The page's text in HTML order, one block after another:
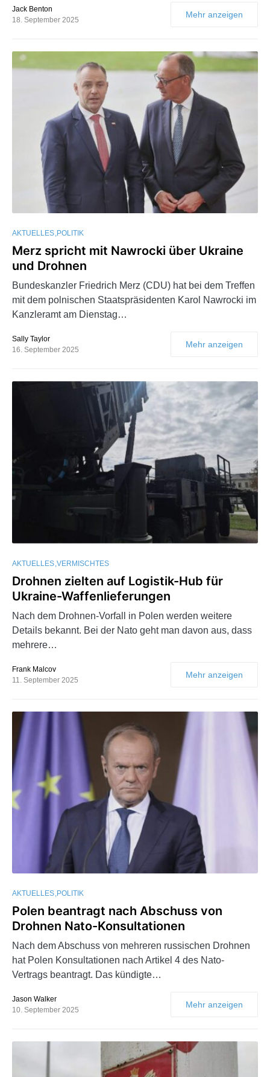
Jack Benton
18. September 2025
Mehr anzeigen
AKTUELLES POLITIK
Merz spricht mit Nawrocki über Ukraine
und Drohnen
Bundeskanzler Friedrich Merz (CDU) hat bei dem Treffen
mit dem polnischen Staatspräsidenten Karol Nawrocki im
Kanzleramt am Dienstag…
Sally Taylor
16. September 2025
Mehr anzeigen
AKTUELLES VERMISCHTES
Drohnen zielten auf Logistik-Hub für
Ukraine-Waffenlieferungen
Nach dem Drohnen-Vorfall in Polen werden weitere
Details bekannt. Bei der Nato geht man davon aus, dass
mehrere…
Frank Malcov
11. September 2025
Mehr anzeigen
AKTUELLES POLITIK
Polen beantragt nach Abschuss von
Drohnen Nato-Konsultationen
Nach dem Abschuss von mehreren russischen Drohnen
hat Polen Konsultationen nach Artikel 4 des Nato-
Vertrags beantragt. Das kündigte…
Jason Walker
10. September 2025
Mehr anzeigen